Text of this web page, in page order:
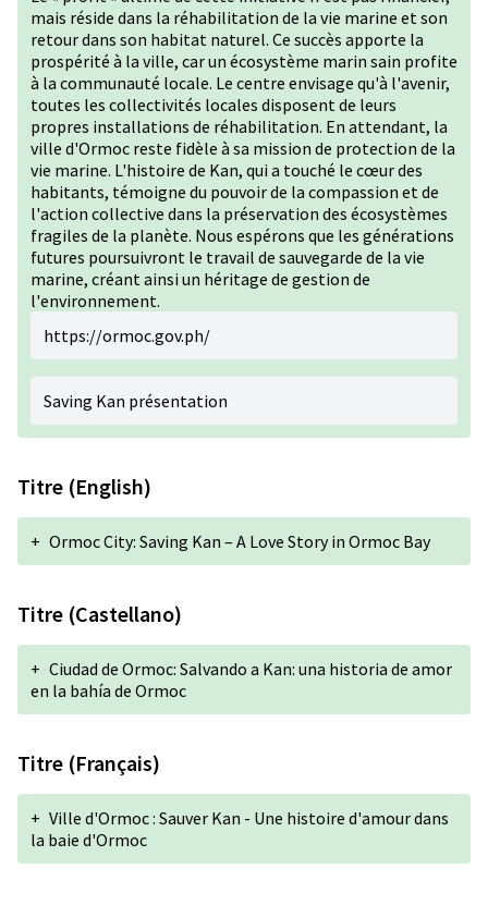
mais réside dans la réhabilitation de la vie marine et son
retour dans son habitat naturel. Ce succès apporte la
prospérité à la ville, car un écosystème marin sain profite
à la communauté locale. Le centre envisage qu'à l'avenir,
toutes les collectivités locales disposent de leurs
propres installations de réhabilitation. En attendant, la
ville d'Ormoc reste fidèle à sa mission de protection de la
vie marine. L'histoire de Kan, qui a touché le cœur des
habitants, témoigne du pouvoir de la compassion et de
l'action collective dans la préservation des écosystèmes
fragiles de la planète. Nous espérons que les générations
futures poursuivront le travail de sauvegarde de la vie
marine, créant ainsi un héritage de gestion de
l'environnement.
https://ormoc.gov.ph/
Saving Kan présentation
Titre (English)
+ Ormoc City: Saving Kan – A Love Story in Ormoc Bay
Titre (Castellano)
+ Ciudad de Ormoc: Salvando a Kan: una historia de amor
en la bahía de Ormoc
Titre (Français)
+ Ville d'Ormoc : Sauver Kan - Une histoire d'amour dans
la baie d'Ormoc